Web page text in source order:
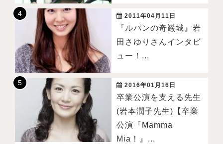
2011年04月11日
『ルパンの奇巌城』岩
田さゆりさんインタビ
ュー！...
2016年01月16日
卒業公演を支える先生
(岩本潤子先生)【卒業
公演『Mamma
Mia！』...